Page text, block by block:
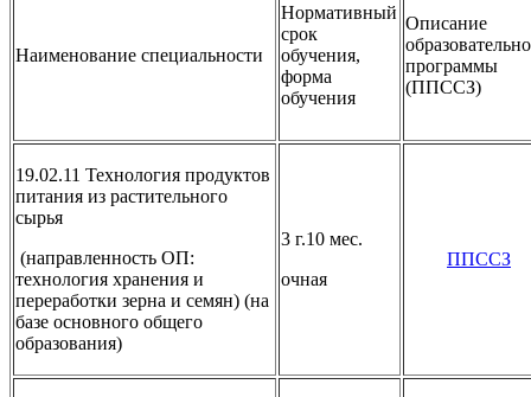
Наименование специальности
Нормативный
срок
обучения,
форма
обучения
Описание
программы
(ППССЗ)
19.02.11 Технология продуктов
питания из растительного
сырья
(направленность ОП:
технология хранения и
переработки зерна и семян) (на
базе основного общего
образования)
3 г.10 мес.
очная
ППССЗ